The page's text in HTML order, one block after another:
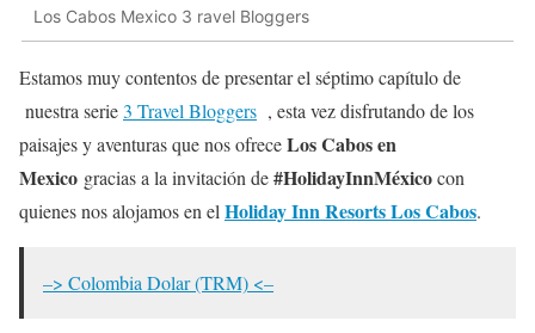
Los Cabos Mexico 3 ravel Bloggers
Estamos muy contentos de presentar el séptimo capítulo de
nuestra serie3 Travel Bloggers , esta vez disfrutando de los
paisajes y aventuras que nos ofreceLos Cabos en
Mexico gracias a la invitación de#HolidayInnMéxicocon
quienes nos alojamos en el Holiday Inn Resorts Los Cabos.
–> Colombia Dolar (TRM) <–